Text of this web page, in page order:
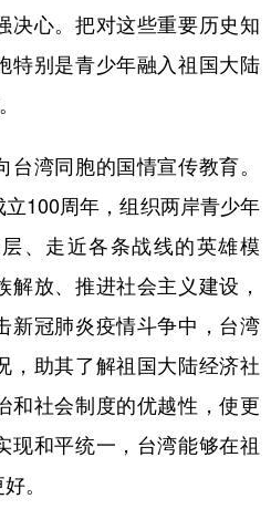
决心。把对这些重要历史知
特别是青少年融入祖国大陆
湾同胞的国情宣传教育。
100周年，组织两岸青少年
、走近各条战线的英雄模
放、推进社会主义建设，
新冠肺炎疫情斗争中，台湾
，助其了解祖国大陆经济社
和社会制度的优越性，使更
现和平统一，台湾能够在祖
。